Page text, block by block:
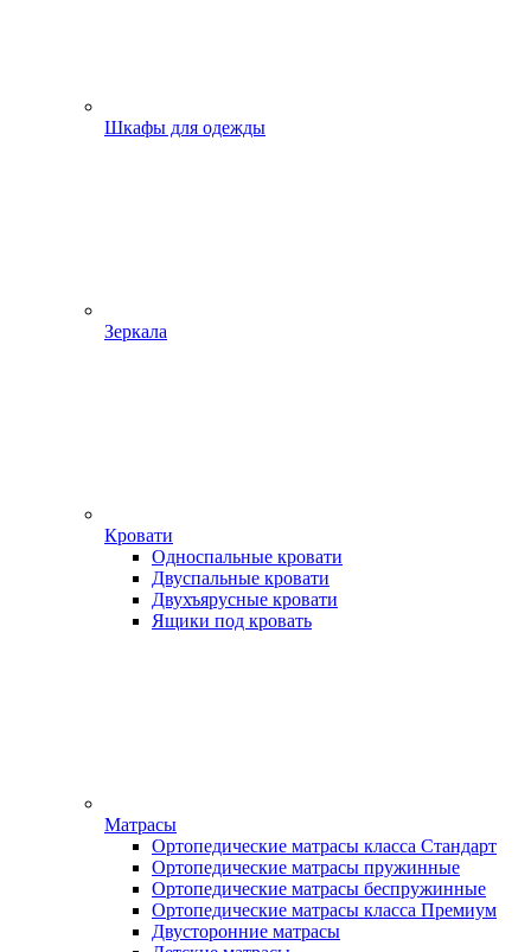
Шкафы для одежды
Зеркала
Кровати
Односпальные кровати
Двуспальные кровати
Двухъярусные кровати
Ящики под кровать
Матрасы
Ортопедические матрасы класса Стандарт
Ортопедические матрасы пружинные
Ортопедические матрасы беспружинные
Ортопедические матрасы класса Премиум
Двусторонние матрасы